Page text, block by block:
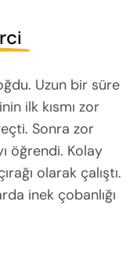
Uzun bir süre
ilk kısmı zor
Sonra zor
öğrendi. Kolay
olarak çalıştı.
inek çobanlığı